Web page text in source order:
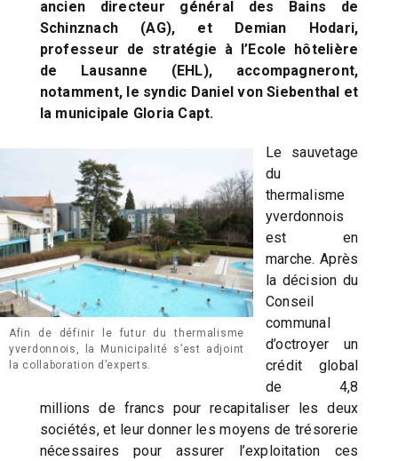
ancien directeur général des Bains de
Schinznach (AG), et Demian Hodari,
professeur de stratégie à l’Ecole hôtelière
de Lausanne (EHL), accompagneront,
notamment, le syndic Daniel von Siebenthal et
la municipale Gloria Capt.
Afin de définir le futur du thermalisme
yverdonnois, la Municipalité s’est adjoint
la collaboration d’experts.
Le sauvetage
du
thermalisme
yverdonnois
est en
marche. Après
la décision du
Conseil
communal
d’octroyer un
crédit global
de 4,8
millions de francs pour recapitaliser les deux
sociétés, et leur donner les moyens de trésorerie
nécessaires pour assurer l’exploitation ces